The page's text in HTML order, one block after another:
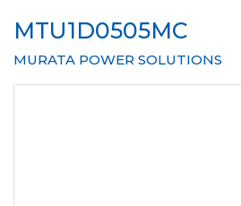
MTU1D0505MC
MURATA POWER SOLUTIONS